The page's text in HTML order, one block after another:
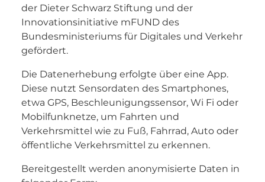
der Dieter Schwarz Stiftung und der
Innovationsinitiative mFUND des
Bundesministeriums für Digitales und Verkehr
gefördert.
Die Datenerhebung erfolgte über eine App.
Diese nutzt Sensordaten des Smartphones,
etwa GPS, Beschleunigungssensor, Wi Fi oder
Mobilfunknetze, um Fahrten und
Verkehrsmittel wie zu Fuß, Fahrrad, Auto oder
öffentliche Verkehrsmittel zu erkennen.
Bereitgestellt werden anonymisierte Daten in